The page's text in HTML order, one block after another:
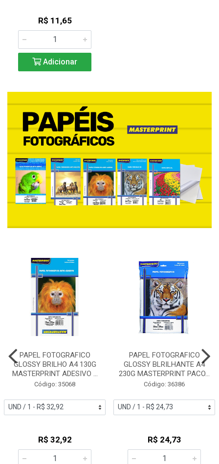
R$ 11,65
Adicionar
PAPEL FOTOGRAFICO
GLOSSY BRILHO A4 130G
MASTERPRINT ADESIVO ...
Código: 35068
R$ 32,92
PAPEL FOTOGRAFICO
GLOSSY BLRILHANTE A4
230G MASTERPRINT PACO...
Código: 36386
R$ 24,73